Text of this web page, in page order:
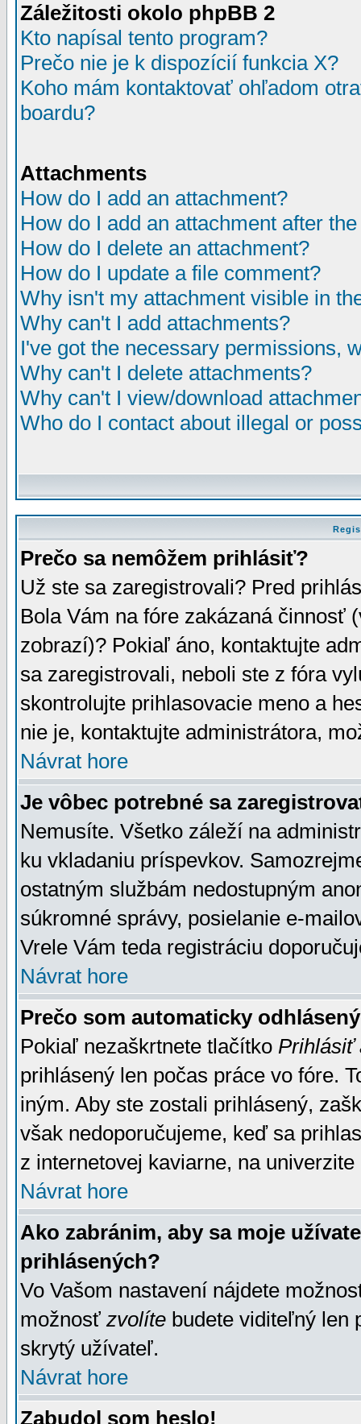
Záležitosti okolo phpBB 2
Kto napísal tento program?
Prečo nie je k dispozícií funkcia X?
Koho mám kontaktovať ohľadom
boardu?
Attachments
How do I add an attachment?
How do I add an attachment after
How do I delete an attachment?
How do I update a file comment?
Why isn't my attachment visible in
Why can't I add attachments?
I've got the necessary permissions,
Why can't I delete attachments?
Why can't I view/download
Who do I contact about illegal or
Prečo sa nemôžem prihlásiť?
Už ste sa zaregistrovali? Pred
Bola Vám na fóre zakázaná činnosť
zobrazí)? Pokiaľ áno, kontaktujte
sa zaregistrovali, neboli ste z fóra
skontrolujte prihlasovacie meno a
nie je, kontaktujte administrátora,
Návrat hore
Je vôbec potrebné sa
Nemusíte. Všetko záleží na
ku vkladaniu príspevkov.
ostatným službám nedostupným
súkromné správy, posielanie e-
Vrele Vám teda registráciu
Návrat hore
Prečo som automaticky
Pokiaľ nezaškrtnete tlačítko Prihlásiť
prihlásený len počas práce vo fóre.
iným. Aby ste zostali prihlásený,
však nedoporučujeme, keď sa
z internetovej kaviarne, na univerzite
Návrat hore
Ako zabránim, aby sa moje
prihlásených?
Vo Vašom nastavení nájdete
možnosť zvolíte budete viditeľný len
skrytý užívateľ.
Návrat hore
Zabudol som heslo!